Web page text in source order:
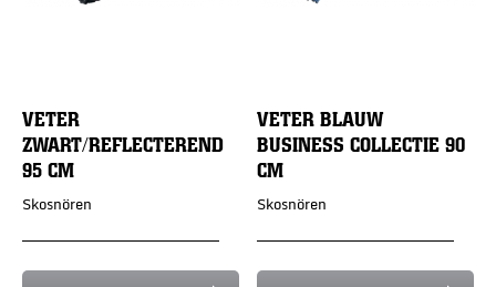
VETER
ZWART/REFLECTEREND
95 CM
Skosnören
VETER BLAUW
BUSINESS COLLECTIE 90
CM
Skosnören